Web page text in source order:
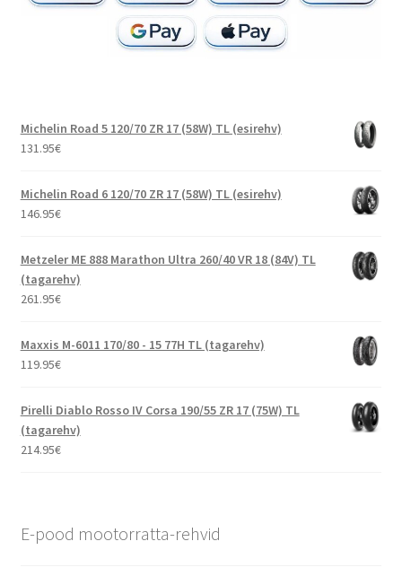
Michelin Road 5 120/70 ZR 17 (58W) TL (esirehv)
131.95€
Michelin Road 6 120/70 ZR 17 (58W) TL (esirehv)
146.95€
Metzeler ME 888 Marathon Ultra 260/40 VR 18 (84V) TL
(tagarehv)
261.95€
Maxxis M-6011 170/80 - 15 77H TL (tagarehv)
119.95€
Pirelli Diablo Rosso IV Corsa 190/55 ZR 17 (75W) TL
(tagarehv)
214.95€
E-pood mootorratta-rehvid